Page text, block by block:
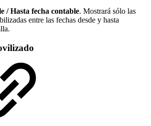
/ Hasta fecha contable. Mostrará sólo las
entre las fechas desde y hasta